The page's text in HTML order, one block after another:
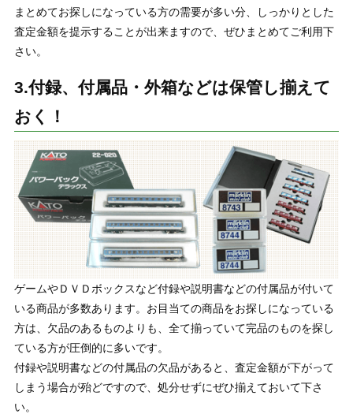
まとめてお探しになっている方の需要が多い分、しっかりとした
査定金額を提示することが出来ますので、ぜひまとめてご利用下
さい。
3.付録、付属品・外箱などは保管し揃えて
おく！
ゲームやＤＶＤボックスなど付録や説明書などの付属品が付いて
いる商品が多数あります。お目当ての商品をお探しになっている
方は、欠品のあるものよりも、全て揃っていて完品のものを探し
ている方が圧倒的に多いです。
付録や説明書などの付属品の欠品があると、査定金額が下がって
しまう場合が殆どですので、処分せずにぜひ揃えておいて下さ
い。